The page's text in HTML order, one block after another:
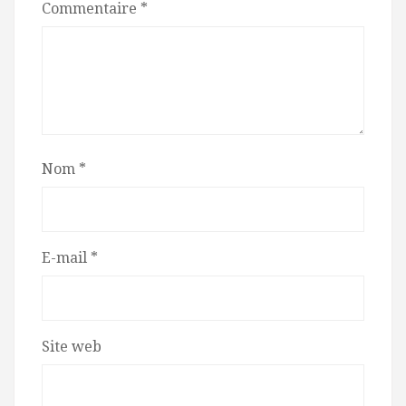
Commentaire *
Nom *
E-mail *
Site web